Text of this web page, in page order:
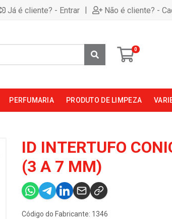
Já é cliente? - Entrar | Não é cliente? -
0
PERFUMARIA PRODUTO DE LIMPEZA
ID INTERTUFO
(3 A 7 MM)
Código do Fabricante: 1346